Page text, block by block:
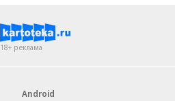
18+ реклама
Android